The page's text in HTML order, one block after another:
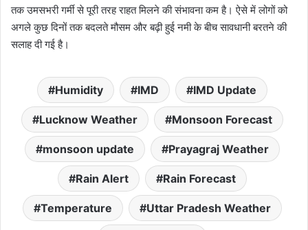
तक उमसभरी गर्मी से पूरी तरह राहत मिलने की संभावना कम है। ऐसे में लोगों को
अगले कुछ दिनों तक बदलते मौसम और बढ़ी हुई नमी के बीच सावधानी बरतने की
सलाह दी गई है।
Humidity IMD IMD Update
Lucknow Weather Monsoon Forecast
monsoon update Prayagraj Weather
Rain Alert Rain Forecast
Temperature Uttar Pradesh Weather